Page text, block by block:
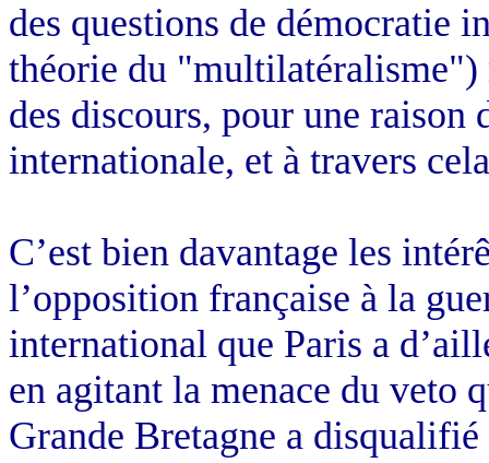
des questions de démocratie
théorie du "multilatéralisme")
des discours, pour une raison
internationale, et à travers
C’est bien davantage les
l’opposition française à la
international que Paris a
en agitant la menace du veto
Grande Bretagne a